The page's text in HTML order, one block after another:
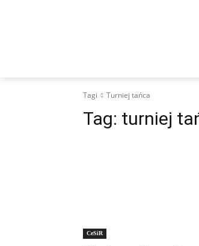
Tagi Turniej tańca
Tag: turniej
CeSiR